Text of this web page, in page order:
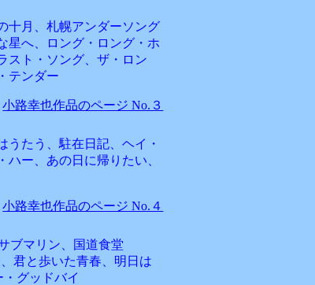
十月、札幌アンダーソング
星へ、ロング・ロング・ホ
スト・ソング、ザ・ロン
テンダー
小路幸也作品のページ No.３
たう、駐在日記、ヘイ・
ー、あの日に帰りたい、
小路幸也作品のページ No.４
ブマリン、国道食堂
君と歩いた青春、明日は
グッドバイ